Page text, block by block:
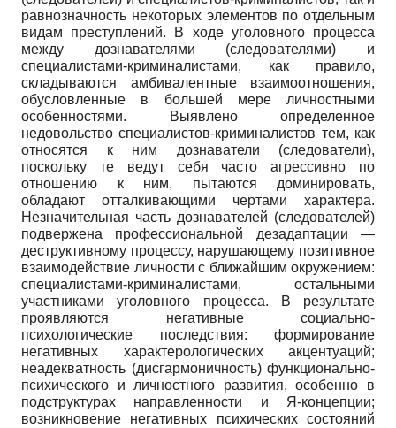
равнозначность некоторых элементов по отдельным
видам преступлений. В ходе уголовного процесса
между дознавателями (следователями) и
специалистами-криминалистами, как правило,
складываются амбивалентные взаимоотношения,
обусловленные в большей мере личностными
особенностями. Выявлено определенное
недовольство специалистов-криминалистов тем, как
относятся к ним дознаватели (следователи),
поскольку те ведут себя часто агрессивно по
отношению к ним, пытаются доминировать,
обладают отталкивающими чертами характера.
Незначительная часть дознавателей (следователей)
подвержена профессиональной дезадаптации —
деструктивному процессу, нарушающему позитивное
взаимодействие личности с ближайшим окружением:
специалистами-криминалистами, остальными
участниками уголовного процесса. В результате
проявляются негативные социально-
психологические последствия: формирование
негативных характерологических акцентуаций;
неадекватность (дисгармоничность) функционально-
психического и личностного развития, особенно в
подструктурах направленности и Я-концепции;
возникновение негативных психических состояний